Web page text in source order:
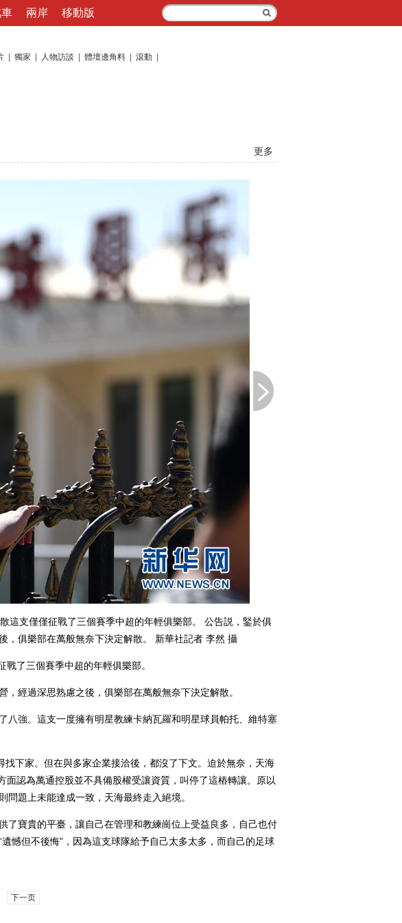
兩岸 移動版
獨家 人物訪談 體壇邊角料 滾動
更多
支僅僅征戰了三個賽季中超的年輕俱樂部。 公告説，鋻於俱
，俱樂部在萬般無奈下決定解散。 新華社記者 李然 攝
了三個賽季中超的年輕俱樂部。
經過深思熟慮之後，俱樂部在萬般無奈下決定解散。
強。這支一度擁有明星教練卡納瓦羅和明星球員帕托、維特塞
下家。但在與多家企業接洽後，都沒了下文。迫於無奈，天海
認為萬通控股並不具備股權受讓資質，叫停了這樁轉讓。原以
題上未能達成一致，天海最終走入絕境。
寶貴的平臺，讓自己在管理和教練崗位上受益良多，自己也付
憾但不後悔”，因為這支球隊給予自己太多太多，而自己的足球
下一页